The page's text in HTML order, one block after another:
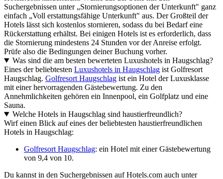
Suchergebnissen unter „Stornierungsoptionen der Unterkunft" ganz
einfach „Voll erstattungsfähige Unterkunft" aus. Der Großteil der
Hotels lässt sich kostenlos stornieren, sodass du bei Bedarf eine
Rückerstattung erhältst. Bei einigen Hotels ist es erforderlich, dass
die Stornierung mindestens 24 Stunden vor der Anreise erfolgt.
Prüfe also die Bedingungen deiner Buchung vorher.
Was sind die am besten bewerteten Luxushotels in Haugschlag?
Eines der beliebtesten Luxushotels in Haugschlag ist Golfresort
Haugschlag. Golfresort Haugschlag ist ein Hotel der Luxusklasse
mit einer hervorragenden Gästebewertung. Zu den
Annehmlichkeiten gehören ein Innenpool, ein Golfplatz und eine
Sauna.
Welche Hotels in Haugschlag sind haustierfreundlich?
Wirf einen Blick auf eines der beliebtesten haustierfreundlichen
Hotels in Haugschlag:
Golfresort Haugschlag: ein Hotel mit einer Gästebewertung
von 9,4 von 10.
Du kannst in den Suchergebnissen auf Hotels.com auch unter